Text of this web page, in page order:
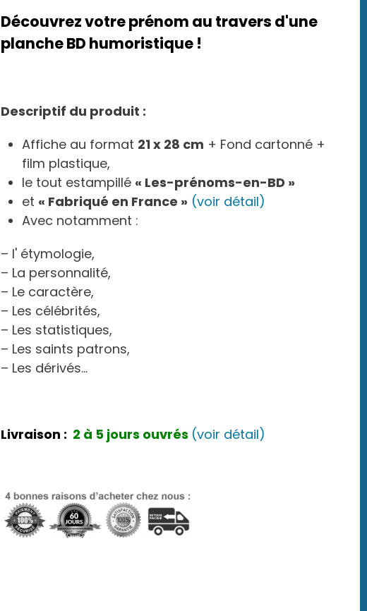
Découvrez votre prénom au travers d'une
planche BD humoristique !
Descriptif du produit :
Affiche au format 21 x 28 cm + Fond cartonné +
film plastique,
le tout estampillé « Les-prénoms-en-BD »
et « Fabriqué en France » (voir détail)
Avec notamment :
– l' étymologie,
– La personnalité,
– Le caractère,
– Les célébrités,
– Les statistiques,
– Les saints patrons,
– Les dérivés…
Livraison : 2 à 5 jours ouvrés (voir détail)